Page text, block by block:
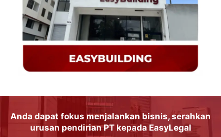
Anda dapat fokus menjalankanbisnis, serahkan
urusan pendirian PT kepada EasyLegal